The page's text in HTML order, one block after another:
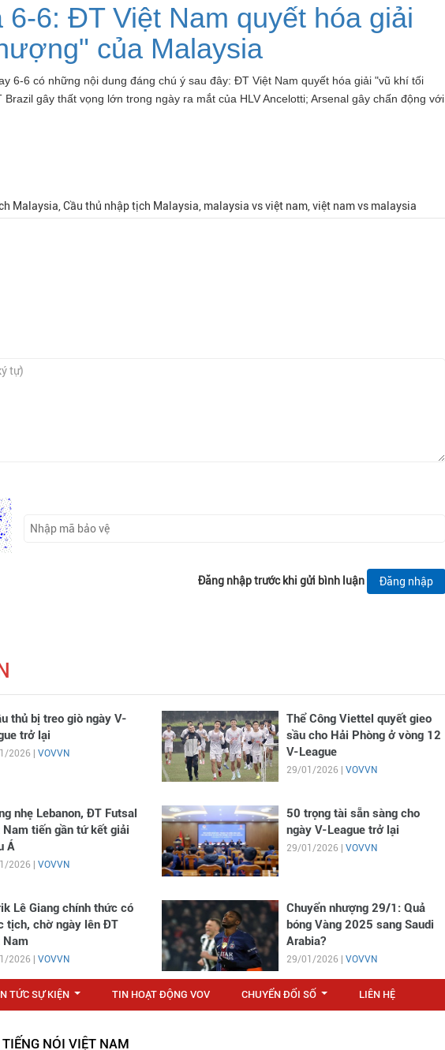
6-6: ĐT Việt Nam quyết hóa giải
của Malaysia
6-6 có những nội dung đáng chú ý sau đây: ĐT Việt Nam quyết hóa giải "vũ khí tối
gây thất vọng lớn trong ngày ra mắt của HLV Ancelotti; Arsenal gây chấn động với
Malaysia, Cầu thủ nhập tịch Malaysia, malaysia vs việt nam, việt nam vs malaysia
Đăng nhập trước khi gửi bình luận Đăng nhập
thủ bị treo giò ngày V-
trở lại
2026 | VOVVN
Thể Công Viettel quyết gieo
sầu cho Hải Phòng ở vòng 12
V-League
29/01/2026 | VOVVN
nhẹ Lebanon, ĐT Futsal
Nam tiến gần tứ kết giải
Á
2026 | VOVVN
50 trọng tài sẵn sàng cho
ngày V-League trở lại
29/01/2026 | VOVVN
Lê Giang chính thức có
tịch, chờ ngày lên ĐT
Nam
2026 | VOVVN
Chuyển nhượng 29/1: Quả
bóng Vàng 2025 sang Saudi
Arabia?
29/01/2026 | VOVVN
TỨC SỰ KIỆN TIN HOẠT ĐỘNG VOV CHUYỂN ĐỔI SỐ LIÊN HỆ
NÓI VIỆT NAM